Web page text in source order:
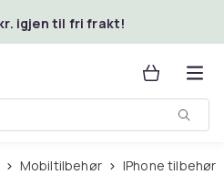
igjen til fri frakt!
Mobiltilbehør iPhone tilbehør